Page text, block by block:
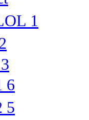
1
3
6
5